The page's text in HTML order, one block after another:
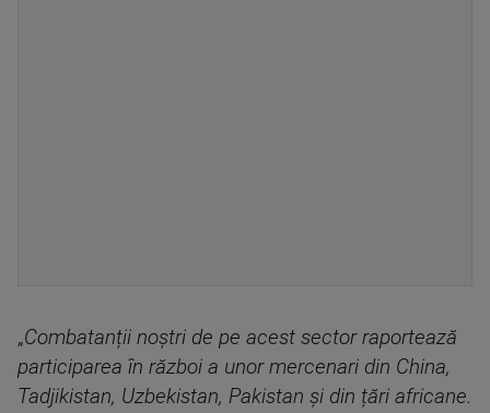
„Combatanții noștri de pe acest sector raportează
participarea în război a unor mercenari din China,
Tadjikistan, Uzbekistan, Pakistan și din țări africane.